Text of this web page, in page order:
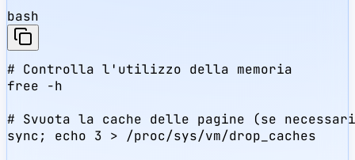
bash
# Controlla l'utilizzo della memoria
free -h
# Svuota la cache delle pagine (se
sync; echo 3 > /proc/sys/vm/drop_caches